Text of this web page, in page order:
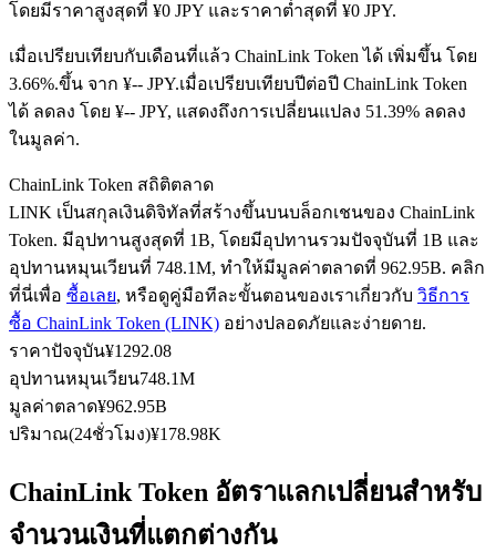
ฟิวเจอร์สที่ใช้ USDC เป็นหลักประกัน
คัดลอกการซื้อขาย
เข้าร่วมกับเทรดเดอร์ชั้นนำ
เป็นเทรดเดอร์คัดลอก
โดยมีราคาสูงสุดที่ ¥0 JPY และราคาต่ำสุดที่ ¥0 JPY.
เมื่อเปรียบเทียบกับเดือนที่แล้ว ChainLink Token ได้ เพิ่มขึ้น โดย
3.66%.ขึ้น จาก ¥-- JPY.เมื่อเปรียบเทียบปีต่อปี ChainLink Token
ได้ ลดลง โดย ¥-- JPY, แสดงถึงการเปลี่ยนแปลง 51.39% ลดลง
ในมูลค่า.
ChainLink Token สถิติตลาด
LINK เป็นสกุลเงินดิจิทัลที่สร้างขึ้นบนบล็อกเชนของ ChainLink
Token. มีอุปทานสูงสุดที่ 1B, โดยมีอุปทานรวมปัจจุบันที่ 1B และ
อุปทานหมุนเวียนที่ 748.1M, ทำให้มีมูลค่าตลาดที่ 962.95B. คลิก
ที่นี่เพื่อ ซื้อเลย, หรือดูคู่มือทีละขั้นตอนของเราเกี่ยวกับ วิธีการ
ซื้อ ChainLink Token (LINK) อย่างปลอดภัยและง่ายดาย.
ราคาปัจจุบัน¥1292.08
อุปทานหมุนเวียน748.1M
มูลค่าตลาด¥962.95B
ปริมาณ(24ชั่วโมง)¥178.98K
ChainLink Token อัตราแลกเปลี่ยนสำหรับ
จำนวนเงินที่แตกต่างกัน